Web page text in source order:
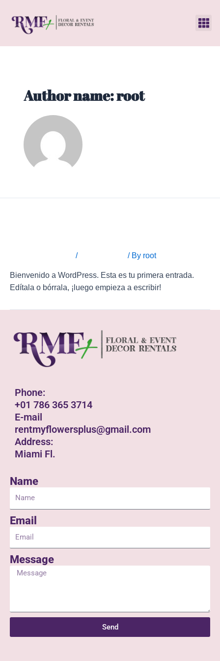
Author name: root
/ / By root
Bienvenido a WordPress. Esta es tu primera entrada.
Edítala o bórrala, ¡luego empieza a escribir!
Phone:
+01 786 365 3714
E-mail
rentmyflowersplus@gmail.com
Address:
Miami Fl.
Name
Email
Message
Send